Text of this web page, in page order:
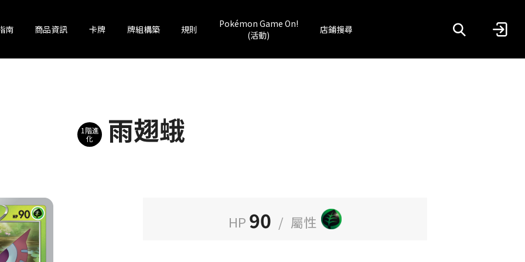
南 商品資訊 卡牌 牌組構築 規則
Pokémon Game On!
(活動)
店鋪搜尋
1階進
化
雨翅蛾
HP 90 / 屬性